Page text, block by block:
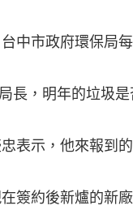
中市政府環保局
長，明年的垃圾
表示，他來報到
簽約後新爐的新